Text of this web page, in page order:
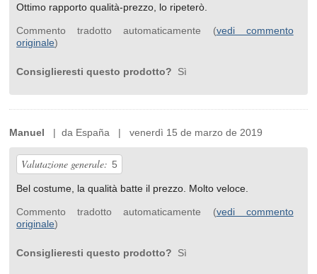
Ottimo rapporto qualità-prezzo, lo ripeterò.
Commento tradotto automaticamente (vedi commento
originale)
Consiglieresti questo prodotto? Sì
Manuel | da España | venerdì 15 de marzo de 2019
Valutazione generale: 5
Bel costume, la qualità batte il prezzo. Molto veloce.
Commento tradotto automaticamente (vedi commento
originale)
Consiglieresti questo prodotto? Sì